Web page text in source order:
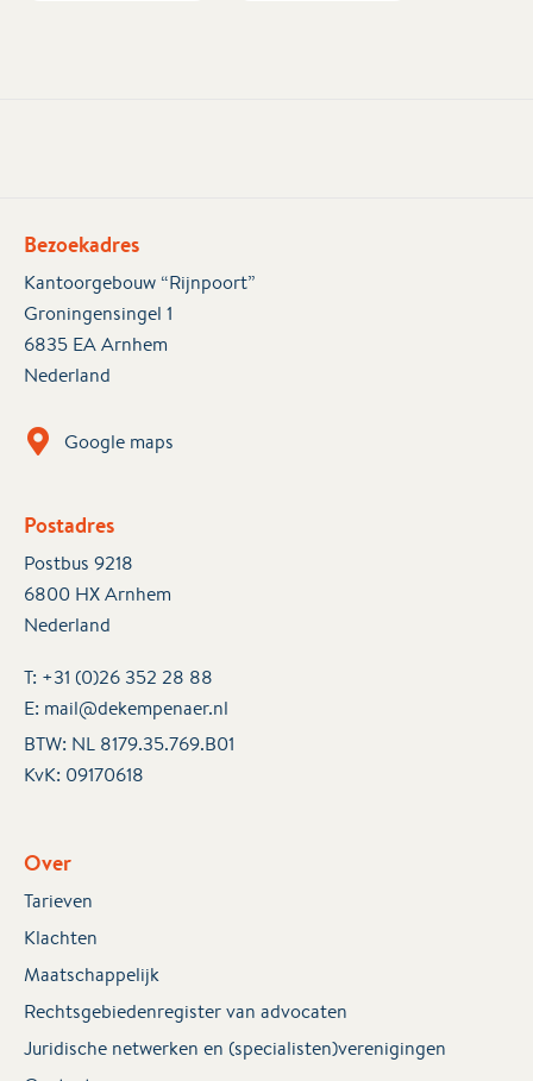
Bezoekadres
Kantoorgebouw “Rijnpoort”
Groningensingel 1
6835 EA Arnhem
Nederland
Google maps
Postadres
Postbus 9218
6800 HX Arnhem
Nederland
T: +31 (0)26 352 28 88
E: mail@dekempenaer.nl
BTW: NL 8179.35.769.B01
KvK: 09170618
Over
Tarieven
Klachten
Maatschappelijk
Rechtsgebiedenregister van advocaten
Juridische netwerken en (specialisten)verenigingen